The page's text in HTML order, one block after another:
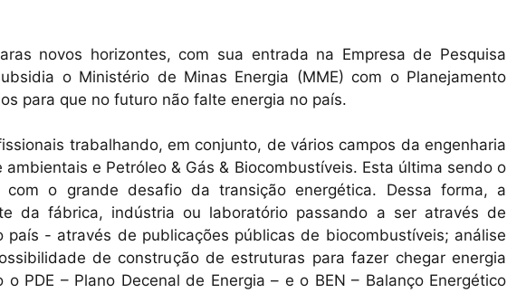
novos horizontes, com sua entrada na Empresa de Pesquisa
o Ministério de Minas Energia (MME) com o Planejamento
para que no futuro não falte energia no país.
trabalhando, em conjunto, de vários campos da engenharia
e Petróleo & Gás & Biocombustíveis. Esta última sendo o
o grande desafio da transição energética. Dessa forma, a
da fábrica, indústria ou laboratório passando a ser através de
- através de publicações públicas de biocombustíveis; análise
de construção de estruturas para fazer chegar energia
PDE – Plano Decenal de Energia – e o BEN – Balanço Energético